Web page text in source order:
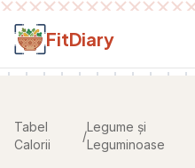
Salt la conținut
FitDiary
Tabel
Calorii
/
Legume și
Leguminoase